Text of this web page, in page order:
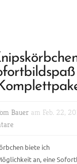
Bauer am Feb. 22,
biete ich
an, eine